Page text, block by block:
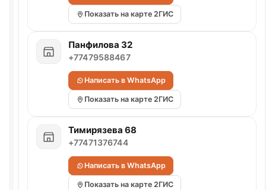
Показать на карте 2ГИС
Панфилова 32
+77479588467
Написать в WhatsApp
Показать на карте 2ГИС
Тимирязева 68
+77471376744
Написать в WhatsApp
Показать на карте 2ГИС